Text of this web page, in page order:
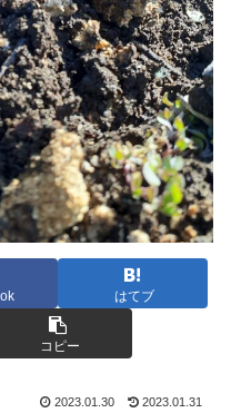
はてブ
コピー
2023.01.30 2023.01.31